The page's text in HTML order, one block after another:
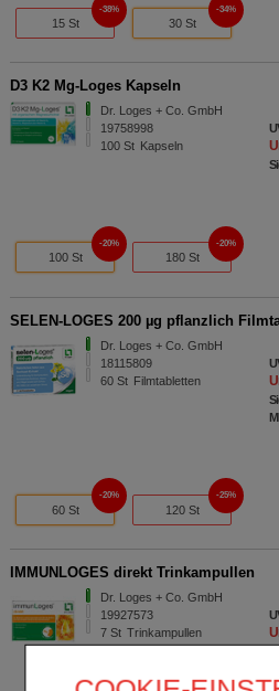
15 St
38%
30 St
34%
D3 K2 Mg-Loges Kapseln
Dr. Loges + Co. GmbH
19758998
100 St Kapseln
100 St
20%
180 St
20%
SELEN-LOGES 200 µg pflanzlich
Dr. Loges + Co. GmbH
18115809
60 St Filmtabletten
60 St
20%
120 St
25%
IMMUNLOGES direkt Trinkampullen
Dr. Loges + Co. GmbH
19927573
7 St Trinkampullen